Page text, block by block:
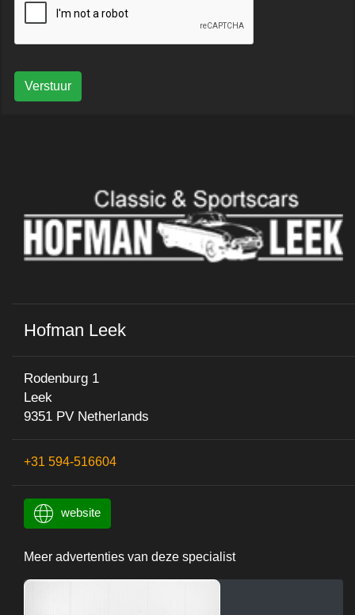
Verstuur
Hofman Leek
Rodenburg 1
Leek
9351 PV Netherlands
+31 594-516604
website
Meer advertenties van deze specialist